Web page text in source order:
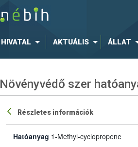
HIVATAL AKTUÁLIS ÁLLAT
Növényvédő szer
Részletes információk
Hatóanyag 1-Methyl-cyclopropene